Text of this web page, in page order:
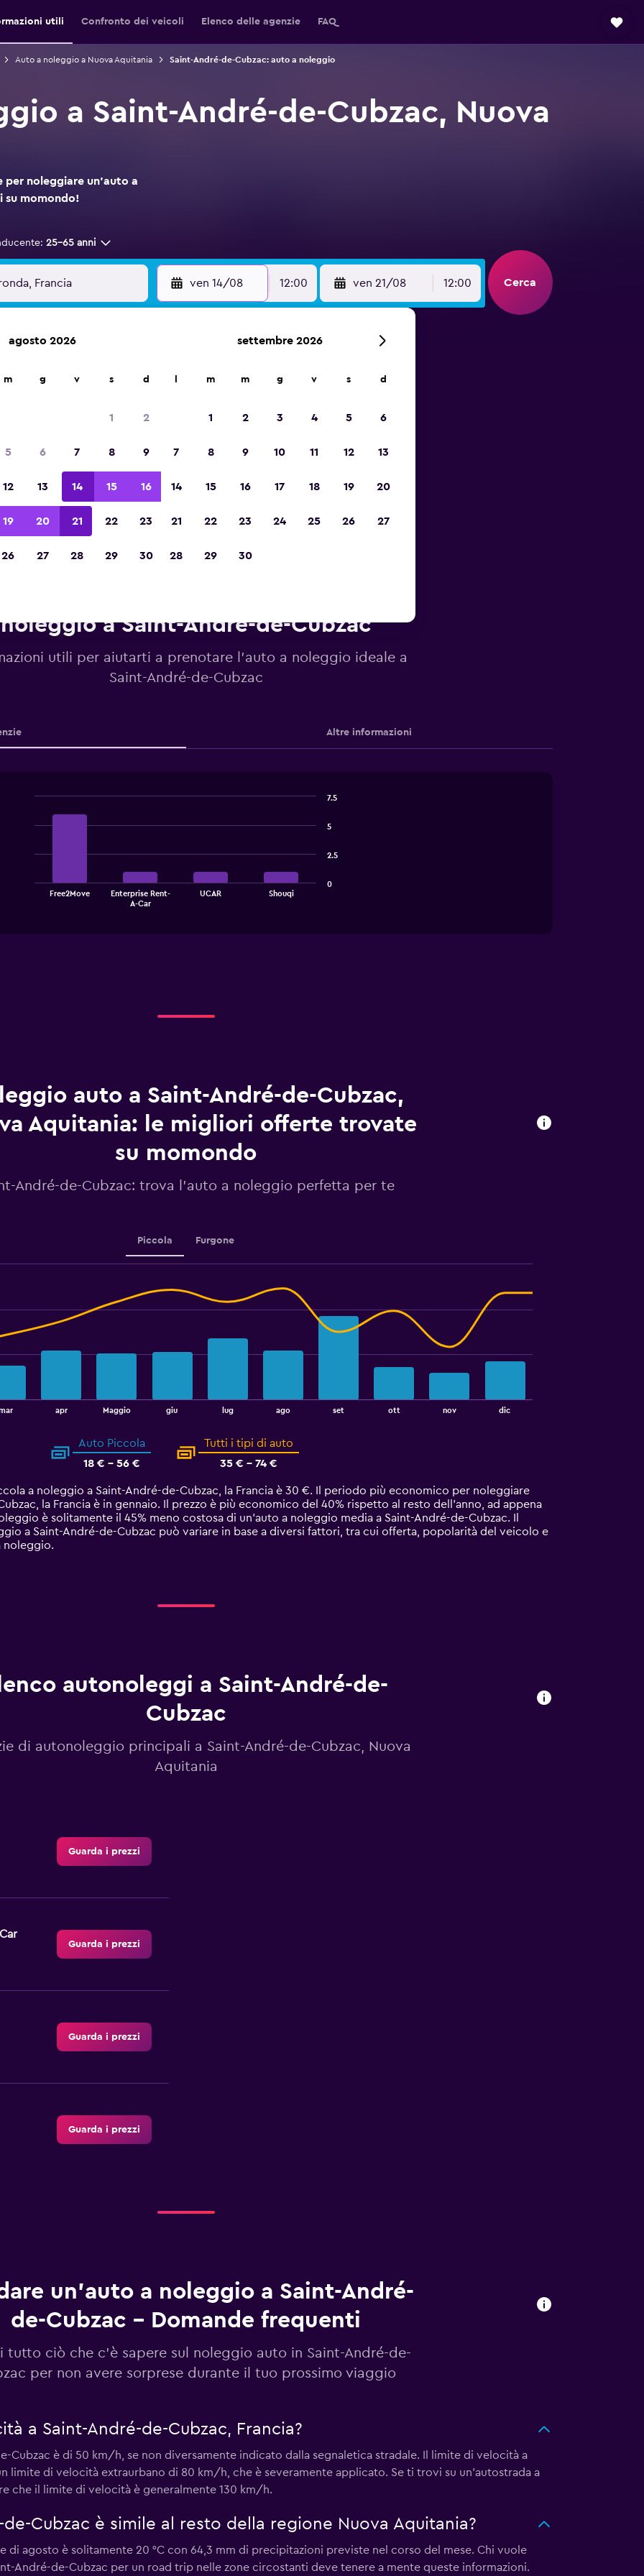
utili Confronto dei veicoli Elenco delle agenzie FAQ
Auto a noleggio a Nuova Aquitania Saint-André-de-Cubzac: auto a noleggio
a Saint-André-de-Cubzac, Nuova
per noleggiare un'auto a
su momondo!
25-65 anni
ven 14/08 12:00 ven 21/08 12:00 Cerca
d'Europa 2023
noleggio a Saint-André-de-Cubzac
utili per aiutarti a prenotare l'auto a noleggio ideale a
Saint-André-de-Cubzac
Altre informazioni
bars.
The
chart
Y
axis
displaying
values.
7.5.
Free2Move
Enterprise Rent-
A-Car
UCAR Shouqi
0
2.5
5
7.5
auto a Saint-André-de-Cubzac,
Aquitania: le migliori offerte trovate
su momondo
André-de-Cubzac: trova l'auto a noleggio perfetta per te
Piccola Furgone
apr Maggio giu lug ago set ott nov dic
Auto Piccola
18 € - 56 €
Tutti i tipi di auto
35 € - 74 €
a noleggio a Saint-André-de-Cubzac, la Francia è 30 €. Il periodo più economico per noleggiare
la Francia è in gennaio. Il prezzo è più economico del 40% rispetto al resto dell'anno, ad appena
è solitamente il 45% meno costosa di un'auto a noleggio media a Saint-André-de-Cubzac. Il
a Saint-André-de-Cubzac può variare in base a diversi fattori, tra cui offerta, popolarità del veicolo e
noleggio.
autonoleggi a Saint-André-de-
Cubzac
di autonoleggio principali a Saint-André-de-Cubzac, Nuova
Aquitania
Guarda i prezzi
Guarda i prezzi
Guarda i prezzi
Guarda i prezzi
un'auto a noleggio a Saint-André-
de-Cubzac - Domande frequenti
tutto ciò che c'è sapere sul noleggio auto in Saint-André-de-
per non avere sorprese durante il tuo prossimo viaggio
a Saint-André-de-Cubzac, Francia?
Cubzac è di 50 km/h, se non diversamente indicato dalla segnaletica stradale. Il limite di velocità a
limite di velocità extraurbano di 80 km/h, che è severamente applicato. Se ti trovi su un'autostrada a
che il limite di velocità è generalmente 130 km/h.
de-Cubzac è simile al resto della regione Nuova Aquitania?
di agosto è solitamente 20 °C con 64,3 mm di precipitazioni previste nel corso del mese. Chi vuole
André-de-Cubzac per un road trip nelle zone circostanti deve tenere a mente queste informazioni.
agosto 2026
m g v s d
1 2
5 6 7 8 9
12 13 14 15 16
19 20 21 22 23
26 27 28 29 30
settembre 2026
m m g v s d
1 2 3 4 5 6
7 8 9 10 11 12 13
14 15 16 17 18 19 20
21 22 23 24 25 26 27
28 29 30